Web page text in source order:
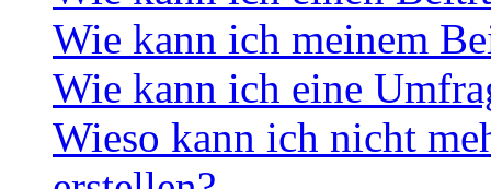
Wie kann ich meinem
Wie kann ich eine
Wieso kann ich nicht